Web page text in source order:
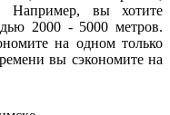
Например, вы хотите
2000 - 5000 метров.
на одном только
вы сэкономите на